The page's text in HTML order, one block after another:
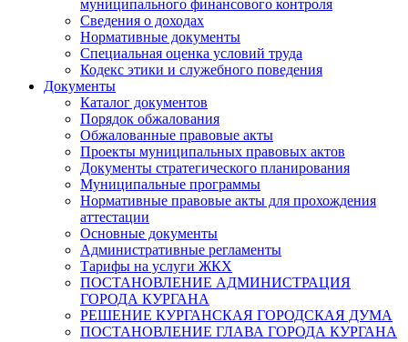
муниципального финансового контроля
Сведения о доходах
Нормативные документы
Специальная оценка условий труда
Кодекс этики и служебного поведения
Документы
Каталог документов
Порядок обжалования
Обжалованные правовые акты
Проекты муниципальных правовых актов
Документы стратегического планирования
Муниципальные программы
Нормативные правовые акты для прохождения
аттестации
Основные документы
Административные регламенты
Тарифы на услуги ЖКХ
ПОСТАНОВЛЕНИЕ АДМИНИСТРАЦИЯ
ГОРОДА КУРГАНА
РЕШЕНИЕ КУРГАНСКАЯ ГОРОДСКАЯ ДУМА
ПОСТАНОВЛЕНИЕ ГЛАВА ГОРОДА КУРГАНА